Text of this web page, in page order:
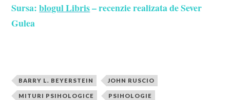
Sursa:blogul Libris– recenzie realizata de Sever
Gulea
BARRY L. BEYERSTEIN JOHN RUSCIO
MITURI PSIHOLOGICE PSIHOLOGIE